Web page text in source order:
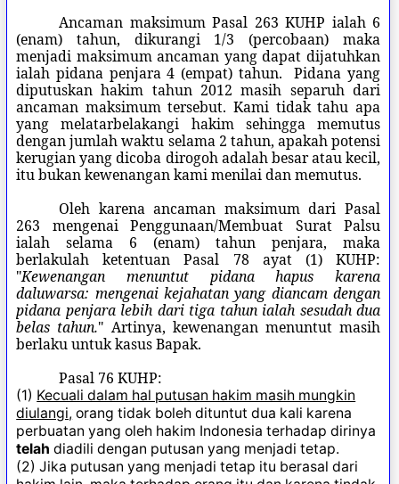
Ancaman maksimum Pasal 263 KUHP ialah 6
(enam) tahun, dikurangi 1/3 (percobaan) maka
menjadi maksimum ancaman yang dapat dijatuhkan
ialah pidana penjara 4 (empat) tahun. Pidana yang
diputuskan hakim tahun 2012 masih separuh dari
ancaman maksimum tersebut. Kami tidak tahu apa
yang melatarbelakangi hakim sehingga memutus
dengan jumlah waktu selama 2 tahun, apakah potensi
kerugian yang dicoba dirogoh adalah besar atau kecil,
itu bukan kewenangan kami menilai dan memutus.
Oleh karena ancaman maksimum dari Pasal
263 mengenai Penggunaan/Membuat Surat Palsu
ialah selama 6 (enam) tahun penjara, maka
berlakulah ketentuan Pasal 78 ayat (1) KUHP:
"Kewenangan menuntut pidana hapus karena
daluwarsa: mengenai kejahatan yang diancam dengan
pidana penjara lebih dari tiga tahun ialah sesudah dua
belas tahun." Artinya, kewenangan menuntut masih
berlaku untuk kasus Bapak.
Pasal 76 KUHP:
(1) Kecuali dalam hal putusan hakim masih mungkin
diulangi, orang tidak boleh dituntut dua kali karena
perbuatan yang oleh hakim Indonesia terhadap dirinya
telah diadili dengan putusan yang menjadi tetap.
(2) Jika putusan yang menjadi tetap itu berasal dari